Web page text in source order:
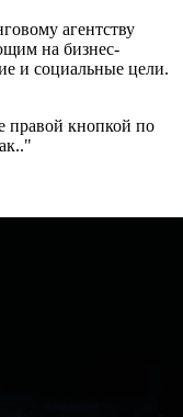
агентству
на бизнес-
и социальные цели.
правой кнопкой по